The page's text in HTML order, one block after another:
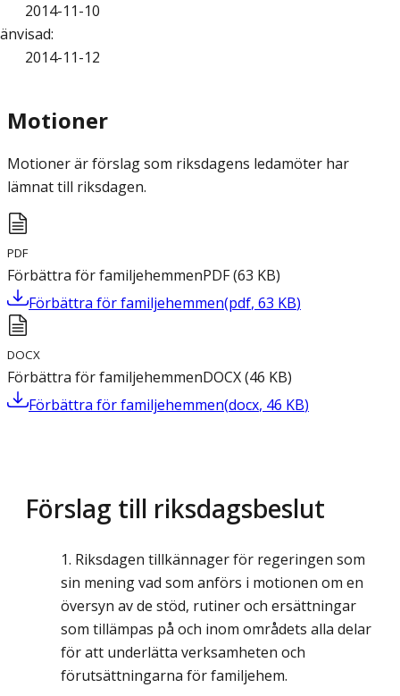
2014-11-10
:
2014-11-12
Motioner
Motioner är förslag som riksdagens ledamöter har
lämnat till riksdagen.
PDF
Förbättra för familjehemmenPDF(63 KB)
Förbättra för familjehemmen(pdf, 63 KB)
DOCX
Förbättra för familjehemmenDOCX(46 KB)
Förbättra för familjehemmen(docx, 46 KB)
Förslag till riksdagsbeslut
Riksdagen tillkännager för regeringen som
sin mening vad som anförs i motionen om en
översyn av de stöd, rutiner och ersättningar
som tillämpas på och inom områdets alla delar
för att underlätta verksamheten och
förutsättningarna för familjehem.